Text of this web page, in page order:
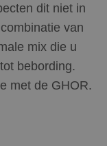
dit niet in
van
mix die u
bebording.
met de GHOR.